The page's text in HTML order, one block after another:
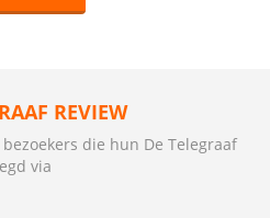
REVIEW
die hun De Telegraaf
via